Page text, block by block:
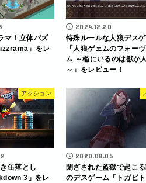
マ！立体パズ
」をレ
2024.12.20
特殊ルールな人狼デス
「人狼ゲェムのフォー
ム ～檻にいるのは獣か
～」をレビュー！
アクション
缶落とし
3」をレ
2020.08.05
閉ざされた監獄で起こ
のデスゲーム「トガビ